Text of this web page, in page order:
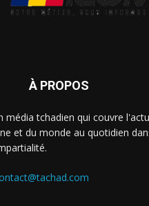
À PROPOS
média tchadien qui couvre
et du monde au quotidien